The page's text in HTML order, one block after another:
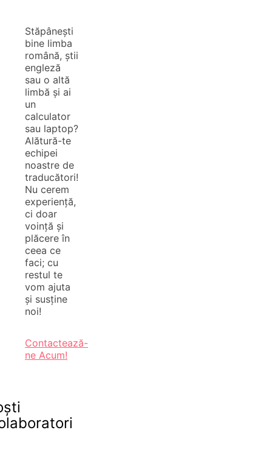
Stăpânești
bine limba
română, știi
engleză
sau o altă
limbă și ai
un
calculator
sau laptop?
Alătură-te
echipei
noastre de
traducători!
Nu cerem
experiență,
ci doar
voință și
plăcere în
ceea ce
faci; cu
restul te
vom ajuta
și susține
noi!
Contactează-
ne Acum!